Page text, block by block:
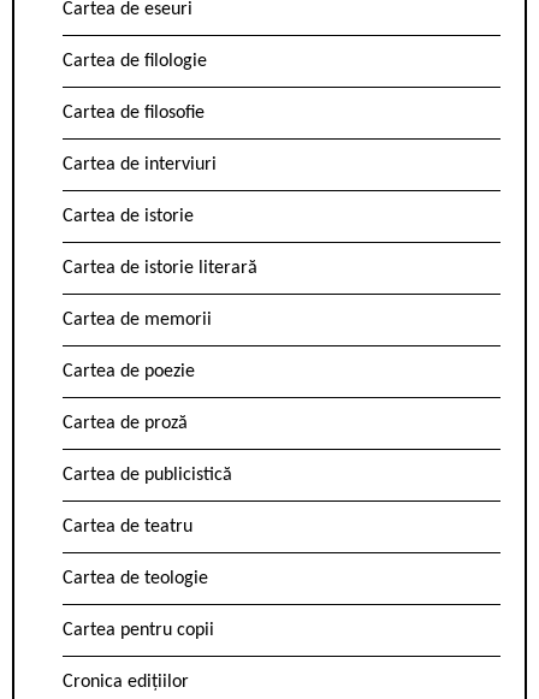
Cartea de eseuri
Cartea de filologie
Cartea de filosofie
Cartea de interviuri
Cartea de istorie
Cartea de istorie literară
Cartea de memorii
Cartea de poezie
Cartea de proză
Cartea de publicistică
Cartea de teatru
Cartea de teologie
Cartea pentru copii
Cronica edițiilor